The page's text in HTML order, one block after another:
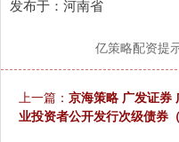
发布于：河南省
亿策略配资提
上一篇： 京海策略 广发证券
业投资者公开发行次级债券